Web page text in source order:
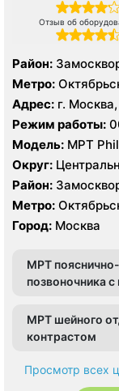
Отзыв об
Район:
Метро:
Адрес: г.
Режим работы:
Модель: МРТ
Vantage 1.5 Т, КТ
Brilliance CT16
Округ:
Район:
Метро:
Город: Москва
МРТ
позвоночника
МРТ шейного
контрастом
Просмотр всех